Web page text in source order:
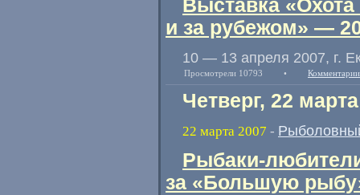
Выставка
и за рубежом» —
10 — 13 апреля 2007, г.
Просмотрели 10793 •
Четверг, 22
22 марта 2007 -
Рыбаки-
за «Большую